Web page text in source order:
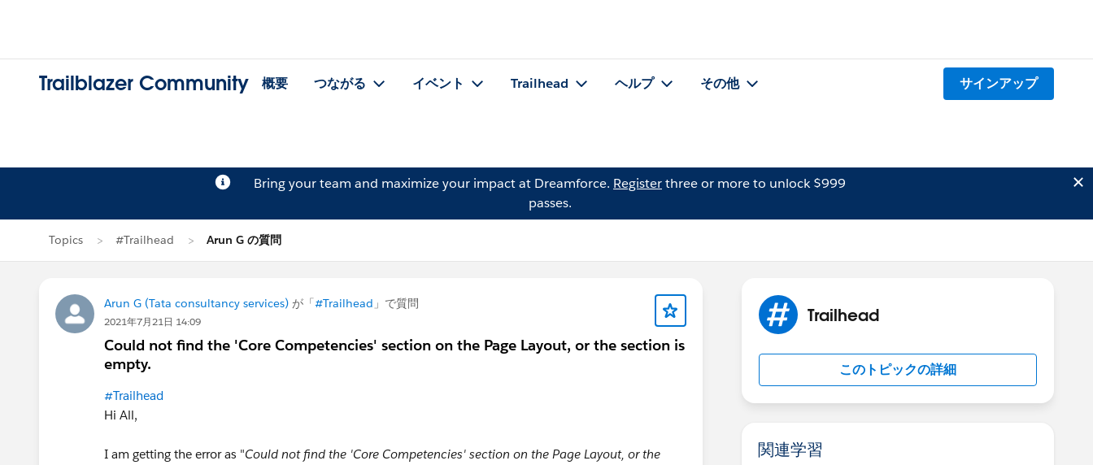
Trailblazer Community 概要 つながる イベント Trailhead ヘルプ その他 サインアップ
Bring your team and maximize your impact at Dreamforce. Registerthree or more to unlock $999
passes.
Topics #Trailhead Arun G の質問
Arun G (Tata consultancy services) が「#Trailhead 」で質問
2021年7月21日 14:09
Could not find the 'Core Competencies' section on the Page Layout, or the section is
empty.
#Trailhead
Hi All,
I am getting the error as "Could not find the 'Core Competencies' section on the Page Layout, or the
Trailhead
このトピックの詳細
関連学習